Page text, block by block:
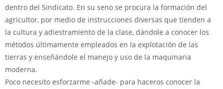
dentro del Sindicato. En su seno se procura la formación del
agricultor, por medio de instrucciones diversas que tienden a
la cultura y adiestramiento de la clase, dándole a conocer los
métodos últimamente empleados en la explotación de las
tierras y enseñándole el manejo y uso de la maquinaria
moderna.
Poco necesito esforzarme -añade- para haceros conocer la